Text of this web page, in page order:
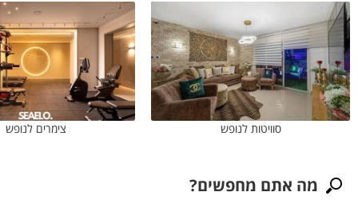
סוויטות לנופש צימרים לנופש
מה אתם מחפשים?